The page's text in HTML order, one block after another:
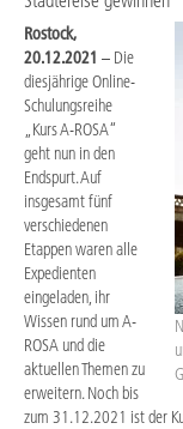
Rostock,
20.12.2021 – Die
diesjährige Online-
Schulungsreihe
„Kurs A-ROSA“
geht nun in den
Endspurt. Auf
insgesamt fünf
verschiedenen
Etappen waren alle
Expedienten
eingeladen, ihr
Wissen rund um A-
ROSA und die
aktuellen Themen zu
erweitern. Noch bis
zum 31.12.2021 ist der